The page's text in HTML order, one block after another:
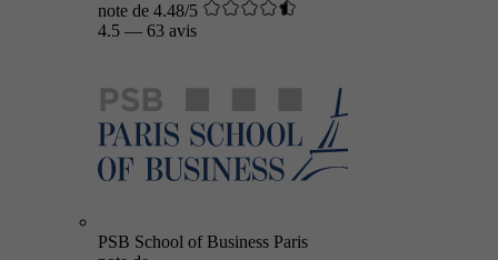
note de 4.48/5
4.5 — 63 avis
PSB School of Business Paris